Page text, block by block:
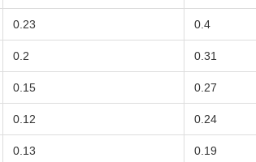
0.23 0.4
0.2 0.31
0.15 0.27
0.12 0.24
0.13 0.19